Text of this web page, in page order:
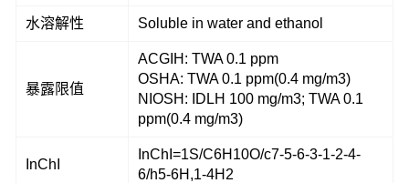
水溶解性 Soluble in water and ethanol
暴露限值
ACGIH: TWA 0.1 ppm
OSHA: TWA 0.1 ppm(0.4 mg/m3)
NIOSH: IDLH 100 mg/m3; TWA 0.1
ppm(0.4 mg/m3)
InChI
InChI=1S/C6H10O/c7-5-6-3-1-2-4-
6/h5-6H,1-4H2